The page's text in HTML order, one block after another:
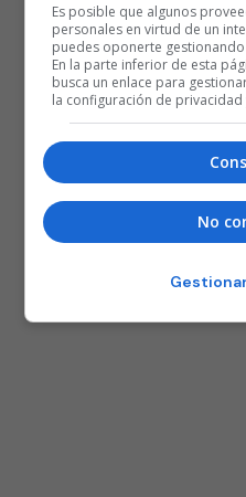
Es posible que algunos
personales en virtud de un
puedes oponerte
En la parte inferior de esta
busca un enlace para
la configuración de privacidad
No